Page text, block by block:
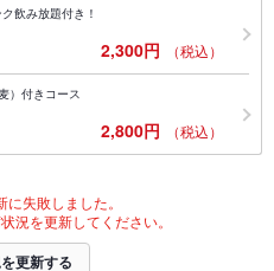
飲み放題付き！
2,300円 （税込）
）付きコース
2,800円 （税込）
失敗しました。
況を更新してください。
更新する